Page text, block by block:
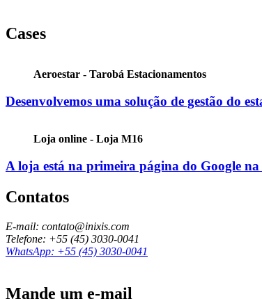
Cases
Aeroestar - Tarobá Estacionamentos
Desenvolvemos uma solução de gestão do
Loja online - Loja M16
A loja está na primeira página do Google
Contatos
E-mail: contato@inixis.com
Telefone: +55 (45) 3030-0041
WhatsApp: +55 (45) 3030-0041
Mande um e-mail